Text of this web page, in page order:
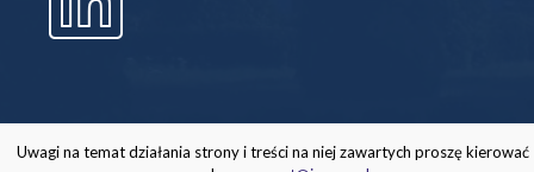
Uwagi na temat działania strony i treści na niej zawartych proszę kierować